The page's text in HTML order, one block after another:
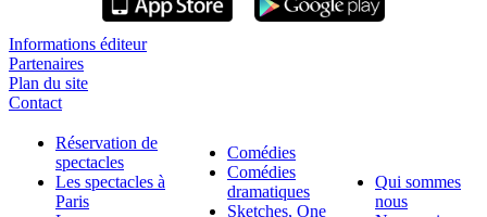
Informations éditeur
Partenaires
Plan du site
Contact
Réservation de
spectacles
Les spectacles à
Paris
Comédies
Comédies
dramatiques
Sketches, One
Qui sommes
nous